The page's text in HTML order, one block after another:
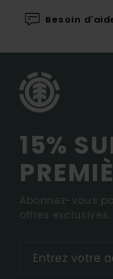
Besoin
15%
Abonnez-vous
offres exclusives.